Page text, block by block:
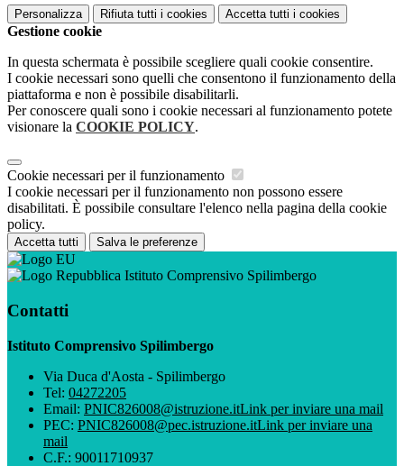
Personalizza Rifiuta tutti i cookies Accetta tutti i cookies
Gestione cookie
In questa schermata è possibile scegliere quali cookie consentire.
I cookie necessari sono quelli che consentono il funzionamento della
piattaforma e non è possibile disabilitarli.
Per conoscere quali sono i cookie necessari al funzionamento potete
visionare la COOKIE POLICY.
Cookie necessari per il funzionamento
I cookie necessari per il funzionamento non possono essere
disabilitati. È possibile consultare l'elenco nella pagina della cookie
policy.
Accetta tutti Salva le preferenze
Istituto Comprensivo Spilimbergo
Contatti
Istituto Comprensivo Spilimbergo
Via Duca d'Aosta - Spilimbergo
Tel: 04272205
Email: PNIC826008@istruzione.itLink per inviare una mail
PEC: PNIC826008@pec.istruzione.itLink per inviare una
mail
C.F.: 90011710937